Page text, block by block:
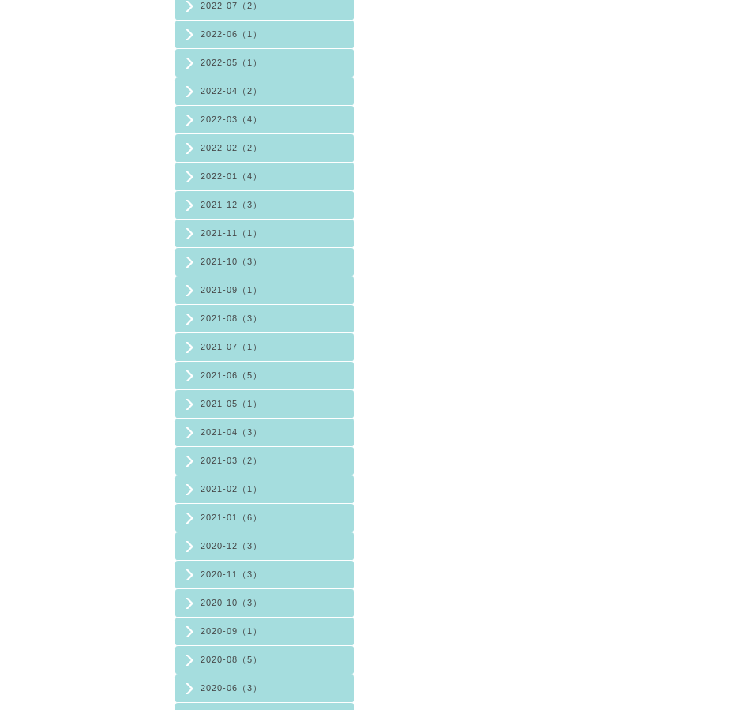
2022-07（2）
2022-06（1）
2022-05（1）
2022-04（2）
2022-03（4）
2022-02（2）
2022-01（4）
2021-12（3）
2021-11（1）
2021-10（3）
2021-09（1）
2021-08（3）
2021-07（1）
2021-06（5）
2021-05（1）
2021-04（3）
2021-03（2）
2021-02（1）
2021-01（6）
2020-12（3）
2020-11（3）
2020-10（3）
2020-09（1）
2020-08（5）
2020-06（3）